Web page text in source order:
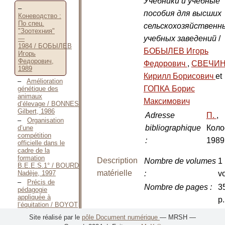
Коневодство :
По спец.
"Зоотехния"
—
1984 / БОБЫЛЕВ
Игорь
Федорович,
1989
Amélioration
génétique des
animaux
d’élevage / BONNES
Gilbert, 1986
Organisation
d’une
compétition
officielle dans le
cadre de la
formation
B.E.E.S.1° / BOURDON
Nadèje, 1997
Précis de
pédagogie
appliquée à
l’équitation / BOYOT
Réussir sa
пособия для высших
учебных заведений /
БОБЫЛЕВ Игорь
Федорович ,
Кирилл Борисович et
ГОПКА Борис
Максимович
Adresse
bibliographique
:
П. ,
1989
Description
matérielle
Nombre de volumes
:
1
Nombre de pages:
p.
Dimensions:
Site réalisé par le pôle Document numérique — MRSH —